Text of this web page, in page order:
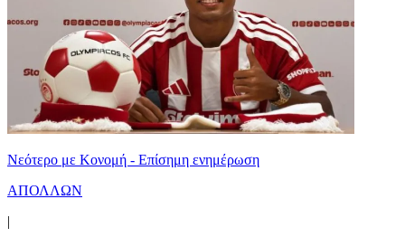
Νεότερο με Κονομή - Επίσημη ενημέρωση
ΑΠΟΛΛΩΝ
|